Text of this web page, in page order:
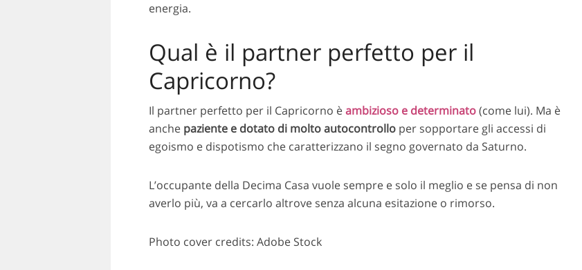
energia.
Qual è il partner perfetto per il
Capricorno?
Il partner perfetto per il Capricorno èambizioso e determinato(come lui). Ma è
anche paziente e dotato di molto autocontrolloper sopportare gli accessi di
egoismo e dispotismo che caratterizzano il segno governato da Saturno.
L’occupante della Decima Casa vuole sempre e solo il meglio e se pensa di non
averlo più, va a cercarlo altrove senza alcuna esitazione o rimorso.
Photo cover credits: Adobe Stock